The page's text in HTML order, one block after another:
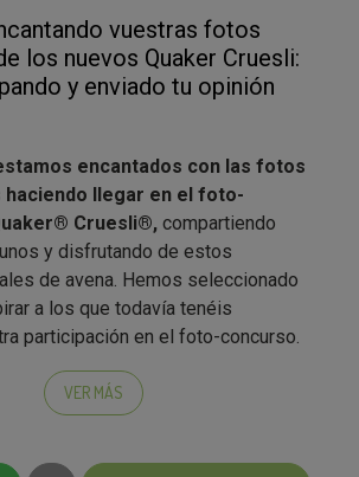
vuestras fotos
los nuevos Quaker Cruesli:
y enviado tu opinión
encantados con las fotos
haciendo llegar en el foto-
Cruesli®, compartiendo
y disfrutando de estos
de avena. Hemos seleccionado
a los que todavía tenéis
participación en el foto-concurso.
compartir las imágenes con el
VER MÁS